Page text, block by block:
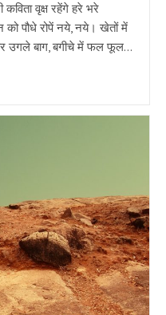
वृक्ष रहेंगे हरे भरे
को पौधे रोपें नये, नये। खेतों में
उगले बाग, बगीचे में फल फूल…